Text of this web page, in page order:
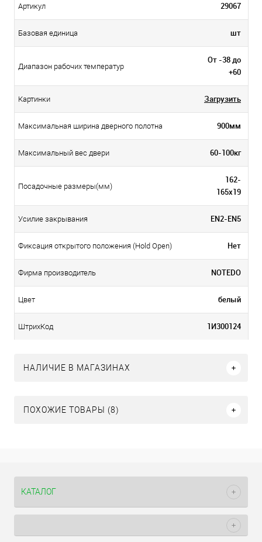
Артикул 29067
Базовая единица шт
Диапазон рабочих температур
От -38 до
+60
Картинки Загрузить
Максимальная ширина дверного полотна 900мм
Максимальный вес двери 60-100кг
Посадочные размеры(мм)
162-
165х19
Усилие закрывания EN2-EN5
Фиксация открытого положения (Hold Open) Нет
Фирма производитель NOTEDO
Цвет белый
ШтрихКод 1И300124
НАЛИЧИЕ В МАГАЗИНАХ
ПОХОЖИЕ ТОВАРЫ (8)
КАТАЛОГ